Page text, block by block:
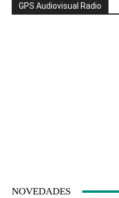
GPS Audiovisual Radio
NOVEDADES